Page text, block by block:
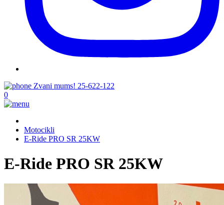
Zvani mums! 25-622-122
0
Motocikli
E-Ride PRO SR 25KW
E-Ride PRO SR 25KW